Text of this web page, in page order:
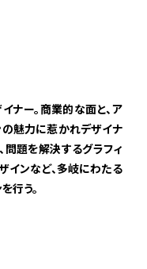
ー。商業的な面と、ア
魅力に惹かれデザイナ
問題を解決するグラフィ
インなど、多岐にわたる
行う。